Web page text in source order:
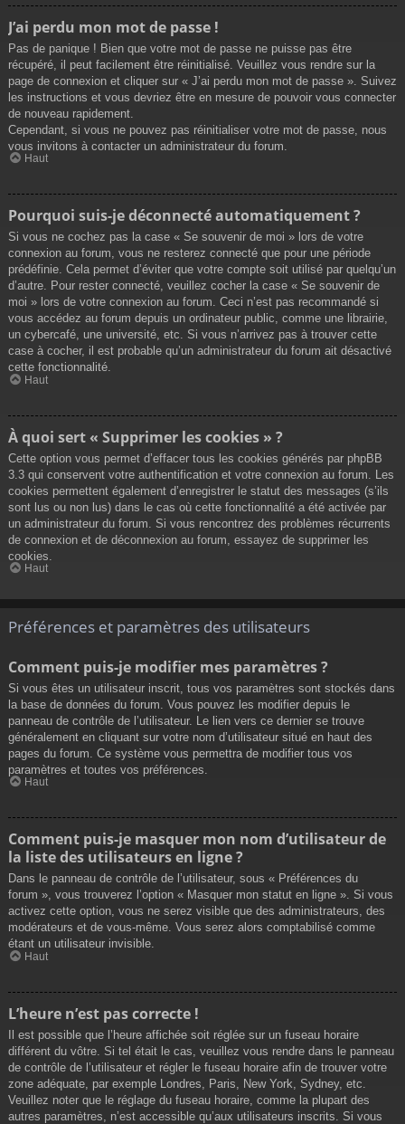
J’ai perdu mon mot de passe !
Pas de panique ! Bien que votre mot de passe ne puisse pas être
récupéré, il peut facilement être réinitialisé. Veuillez vous rendre sur la
page de connexion et cliquer sur « J’ai perdu mon mot de passe ». Suivez
les instructions et vous devriez être en mesure de pouvoir vous connecter
de nouveau rapidement.
Cependant, si vous ne pouvez pas réinitialiser votre mot de passe, nous
vous invitons à contacter un administrateur du forum.
Haut
Pourquoi suis-je déconnecté automatiquement ?
Si vous ne cochez pas la case « Se souvenir de moi » lors de votre
connexion au forum, vous ne resterez connecté que pour une période
prédéfinie. Cela permet d’éviter que votre compte soit utilisé par quelqu’un
d’autre. Pour rester connecté, veuillez cocher la case « Se souvenir de
moi » lors de votre connexion au forum. Ceci n’est pas recommandé si
vous accédez au forum depuis un ordinateur public, comme une librairie,
un cybercafé, une université, etc. Si vous n’arrivez pas à trouver cette
case à cocher, il est probable qu’un administrateur du forum ait désactivé
cette fonctionnalité.
Haut
À quoi sert « Supprimer les cookies » ?
Cette option vous permet d’effacer tous les cookies générés par phpBB
3.3 qui conservent votre authentification et votre connexion au forum. Les
cookies permettent également d’enregistrer le statut des messages (s’ils
sont lus ou non lus) dans le cas où cette fonctionnalité a été activée par
un administrateur du forum. Si vous rencontrez des problèmes récurrents
de connexion et de déconnexion au forum, essayez de supprimer les
cookies.
Haut
Préférences et paramètres des utilisateurs
Comment puis-je modifier mes paramètres ?
Si vous êtes un utilisateur inscrit, tous vos paramètres sont stockés dans
la base de données du forum. Vous pouvez les modifier depuis le
panneau de contrôle de l’utilisateur. Le lien vers ce dernier se trouve
généralement en cliquant sur votre nom d’utilisateur situé en haut des
pages du forum. Ce système vous permettra de modifier tous vos
paramètres et toutes vos préférences.
Haut
Comment puis-je masquer mon nom d’utilisateur de
la liste des utilisateurs en ligne ?
Dans le panneau de contrôle de l’utilisateur, sous « Préférences du
forum », vous trouverez l’option « Masquer mon statut en ligne ». Si vous
activez cette option, vous ne serez visible que des administrateurs, des
modérateurs et de vous-même. Vous serez alors comptabilisé comme
étant un utilisateur invisible.
Haut
L’heure n’est pas correcte !
Il est possible que l’heure affichée soit réglée sur un fuseau horaire
différent du vôtre. Si tel était le cas, veuillez vous rendre dans le panneau
de contrôle de l’utilisateur et régler le fuseau horaire afin de trouver votre
zone adéquate, par exemple Londres, Paris, New York, Sydney, etc.
Veuillez noter que le réglage du fuseau horaire, comme la plupart des
autres paramètres, n’est accessible qu’aux utilisateurs inscrits. Si vous